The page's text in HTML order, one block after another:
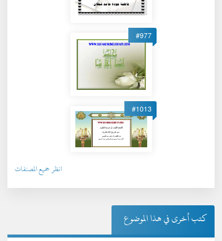
#977
#1013
انظر جميع المصنفات
كتب أخرى في هذا الموضوع